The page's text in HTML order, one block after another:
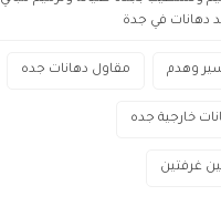
دهانات في جدة
وهدم مقاول دهانات جده
خارجية جده
غرفتين